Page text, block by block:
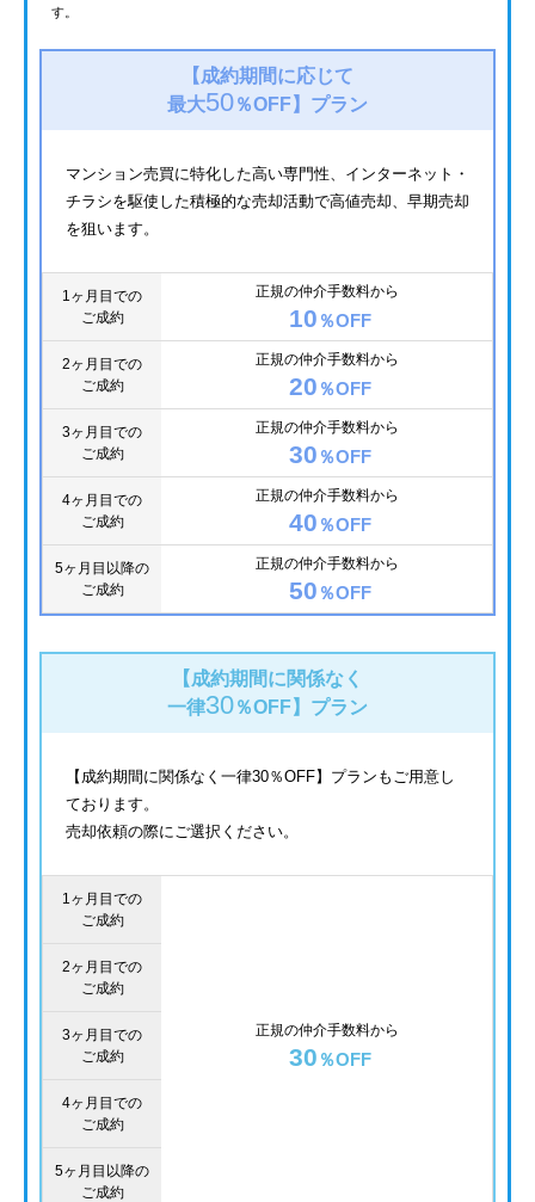
す。
【成約期間に応じて
最大50％OFF】 プラン
マンション売買に特化した高い専門性、インターネット・
チラシを駆使した積極的な売却活動で高値売却、早期売却
を狙います。
1ヶ月目での
ご成約
正規の仲介手数料から
10 ％OFF
2ヶ月目での
ご成約
正規の仲介手数料から
20 ％OFF
3ヶ月目での
ご成約
正規の仲介手数料から
30 ％OFF
4ヶ月目での
ご成約
正規の仲介手数料から
40 ％OFF
5ヶ月目以降の
ご成約
正規の仲介手数料から
50 ％OFF
【成約期間に関係なく
一律30％OFF】 プラン
【成約期間に関係なく一律30％OFF】プランもご用意し
ております。
売却依頼の際にご選択ください。
1ヶ月目での
ご成約
正規の仲介手数料から
30 ％OFF
2ヶ月目での
ご成約
3ヶ月目での
ご成約
4ヶ月目での
ご成約
5ヶ月目以降の
ご成約